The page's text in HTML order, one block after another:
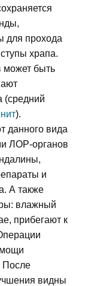
для прохода
храпа.
может быть
(средний
).
данного вида
ЛОР-органов
и
А также
влажный
прибегают к
После
видны